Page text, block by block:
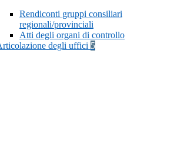
Rendiconti gruppi consiliari
regionali/provinciali
Atti degli organi di controllo
degli uffici 5